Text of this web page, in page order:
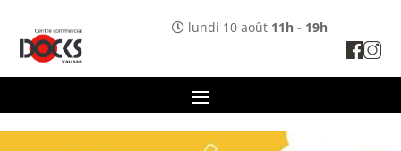
lundi 10 août 11h - 19h